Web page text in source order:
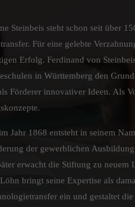
Steinbeis steht schon seit über
Für eine gelebte
Erfolg. Ferdinand von
in Württemberg den
Förderer innovativer Ideen. Als
Jahr 1868 entsteht in seinem
der gewerblichen
erwacht die Stiftung zu neuem
bringt seine Expertise als
ein und gestaltet